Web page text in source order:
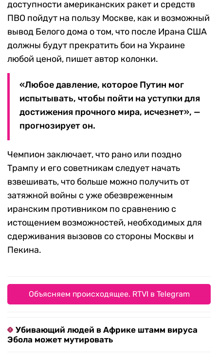
доступности американских ракет и средств
ПВО пойдут на пользу Москве, как и возможный
вывод Белого дома о том, что после Ирана США
должны будут прекратить бои на Украине
любой ценой, пишет автор колонки.
«Любое давление, которое Путин мог
испытывать, чтобы пойти на уступки для
достижения прочного мира, исчезнет», —
прогнозирует он.
Чемпион заключает, что рано или поздно
Трампу и его советникам следует начать
взвешивать, что больше можно получить от
затяжной войны с уже обезвреженным
иранским противником по сравнению с
истощением возможностей, необходимых для
сдерживания вызовов со стороны Москвы и
Пекина.
Объясняем происходящее. RTVI в Telegram
Убивающий людей в Африке штамм вируса
Эбола может мутировать